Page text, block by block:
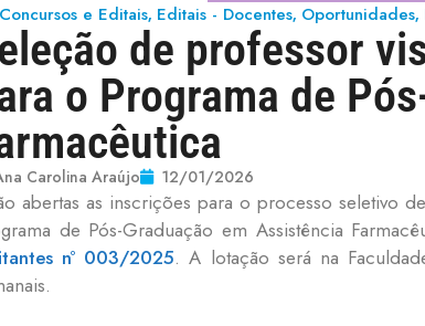
Concursos e Editais, Editais - Docentes, Oportunidades,
de professor
o Programa de
Carolina Araújo 12/01/2026
abertas as inscrições para o processo seletivo
de Pós-Graduação em Assistência
nº 003/2025. A lotação será na